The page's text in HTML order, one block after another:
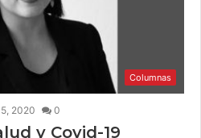
Columnas
2020 0
y Covid-19